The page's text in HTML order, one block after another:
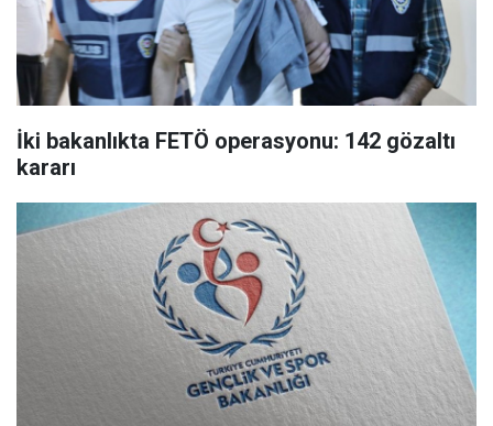
İki bakanlıkta FETÖ operasyonu: 142 gözaltı
kararı